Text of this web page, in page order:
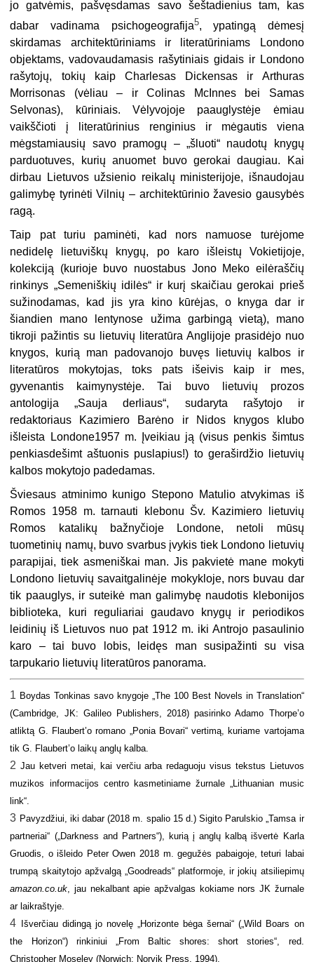
jo gatvėmis, pašvęsdamas savo šeštadienius tam, kas
dabar vadinama psichogeografija5, ypatingą dėmesį
skirdamas architektūriniams ir literatūriniams Londono
objektams, vadovaudamasis rašytiniais gidais ir Londono
rašytojų, tokių kaip Charlesas Dickensas ir Arthuras
Morrisonas (vėliau – ir Colinas McInnes bei Samas
Selvonas), kūriniais. Vėlyvojoje paauglystėje ėmiau
vaikščioti į literatūrinius renginius ir mėgautis viena
mėgstamiausių savo pramogų – „šluoti“ naudotų knygų
parduotuves, kurių anuomet buvo gerokai daugiau. Kai
dirbau Lietuvos užsienio reikalų ministerijoje, išnaudojau
galimybę tyrinėti Vilnių – architektūrinio žavesio gausybės
ragą.
Taip pat turiu paminėti, kad nors namuose turėjome
nedidelę lietuviškų knygų, po karo išleistų Vokietijoje,
kolekciją (kurioje buvo nuostabus Jono Meko eilėraščių
rinkinys „Semeniškių idilės“ ir kurį skaičiau gerokai prieš
sužinodamas, kad jis yra kino kūrėjas, o knyga dar ir
šiandien mano lentynose užima garbingą vietą), mano
tikroji pažintis su lietuvių literatūra Anglijoje prasidėjo nuo
knygos, kurią man padovanojo buvęs lietuvių kalbos ir
literatūros mokytojas, toks pats išeivis kaip ir mes,
gyvenantis kaimynystėje. Tai buvo lietuvių prozos
antologija „Sauja derliaus“, sudaryta rašytojo ir
redaktoriaus Kazimiero Barėno ir Nidos knygos klubo
išleista Londone1957 m. Įveikiau ją (visus penkis šimtus
penkiasdešimt aštuonis puslapius!) to geraširdžio lietuvių
kalbos mokytojo padedamas.
Šviesaus atminimo kunigo Stepono Matulio atvykimas iš
Romos 1958 m. tarnauti klebonu Šv. Kazimiero lietuvių
Romos katalikų bažnyčioje Londone, netoli mūsų
tuometinių namų, buvo svarbus įvykis tiek Londono lietuvių
parapijai, tiek asmeniškai man. Jis pakvietė mane mokyti
Londono lietuvių savaitgalinėje mokykloje, nors buvau dar
tik paauglys, ir suteikė man galimybę naudotis klebonijos
biblioteka, kuri reguliariai gaudavo knygų ir periodikos
leidinių iš Lietuvos nuo pat 1912 m. iki Antrojo pasaulinio
karo – tai buvo lobis, leidęs man susipažinti su visa
tarpukario lietuvių literatūros panorama.
1 Boydas Tonkinas savo knygoje „The 100 Best Novels in Translation“
(Cambridge, JK: Galileo Publishers, 2018) pasirinko Adamo Thorpe’o
atliktą G. Flaubert’o romano „Ponia Bovari“ vertimą, kuriame vartojama
tik G. Flaubert’o laikų anglų kalba.
2Jau ketveri metai, kai verčiu arba redaguoju visus tekstus Lietuvos
muzikos informacijos centro kasmetiniame žurnale „Lithuanian music
link“.
3 Pavyzdžiui, iki dabar (2018 m. spalio 15 d.) Sigito Parulskio „Tamsa ir
partneriai“ („Darkness and Partners“), kurią į anglų kalbą išvertė Karla
Gruodis, o išleido Peter Owen 2018 m. gegužės pabaigoje, teturi labai
trumpą skaitytojo apžvalgą „Goodreads“ platformoje, ir jokių atsiliepimų
amazon.co.uk, jau nekalbant apie apžvalgas kokiame nors JK žurnale
ar laikraštyje.
4 Išverčiau didingą jo novelę „Horizonte bėga šernai“ („Wild Boars on
the Horizon“) rinkiniui „From Baltic shores: short stories“, red.
Christopher Moseley (Norwich: Norvik Press, 1994).